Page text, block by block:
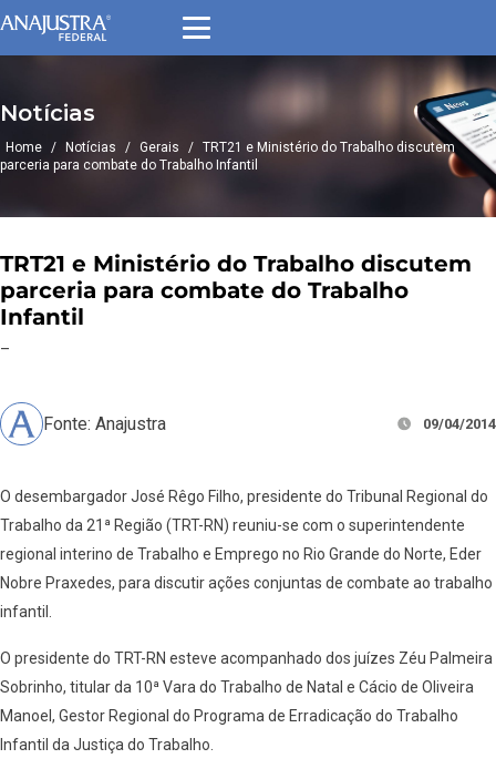
Notícias
Home / Notícias / Gerais / TRT21 e Ministério do Trabalho discutem
parceria para combate do Trabalho Infantil
TRT21 e Ministério do Trabalho discutem
parceria para combate do Trabalho
Infantil
–
Fonte: Anajustra 09/04/2014
O desembargador José Rêgo Filho, presidente do Tribunal Regional do
Trabalho da 21ª Região (TRT-RN) reuniu-se com o superintendente
regional interino de Trabalho e Emprego no Rio Grande do Norte, Eder
Nobre Praxedes, para discutir ações conjuntas de combate ao trabalho
infantil.
O presidente do TRT-RN esteve acompanhado dos juízes Zéu Palmeira
Sobrinho, titular da 10ª Vara do Trabalho de Natal e Cácio de Oliveira
Manoel, Gestor Regional do Programa de Erradicação do Trabalho
Infantil da Justiça do Trabalho.